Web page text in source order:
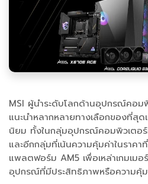
MSI ผู้นำระดับโลกด้านอุปกรณ์คอม
แนะนำหลากหลายทางเลือกของที่
นิยม ทั้งในกลุ่มอุปกรณ์คอมพิวเตอร์
และอีกกลุ่มที่เน้นความคุ้มค่าในราคา
แพลตฟอร์ม AM5 เพื่อเหล่าเกมเมอ
อุปกรณ์ที่มีประสิทธิภาพหรือความคุ้